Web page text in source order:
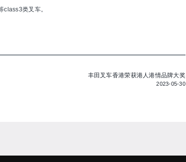
类叉车。
丰田叉车香港荣获港人港情品牌大奖
2023-05-30